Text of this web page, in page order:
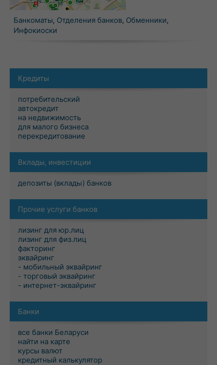
Банкоматы, Отделения банков, Обменники,
Инфокиоски
Кредиты
потребительский
автокредит
на недвижимость
для малого бизнеса
перекредитование
Вклады, инвестиции
депозиты (вклады) банков
Прочие услуги банков
лизинг для юр.лиц
лизинг для физ.лиц
факторинг
эквайринг
- мобильный эквайринг
- торговый эквайринг
- интернет-эквайринг
Банки
все банки Беларуси
найти на карте
курсы валют
кредитный калькулятор